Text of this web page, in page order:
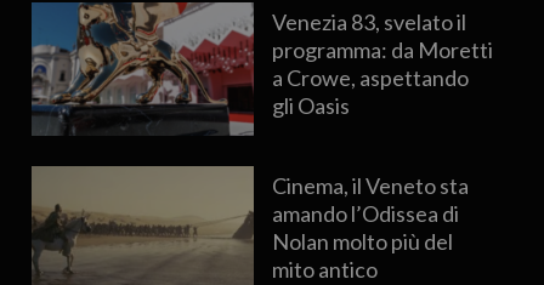
Venezia 83, svelato il
programma: da Moretti
a Crowe, aspettando
gli Oasis
Cinema, il Veneto sta
amando l’Odissea di
Nolan molto più del
mito antico